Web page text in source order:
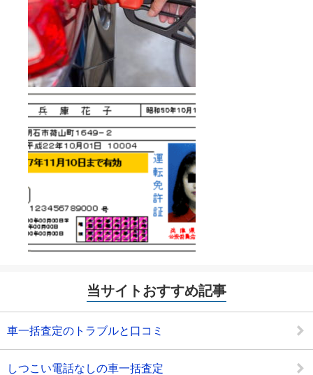
当サイトおすすめ記事
車一括査定のトラブルと口コミ
しつこい電話なしの車一括査定